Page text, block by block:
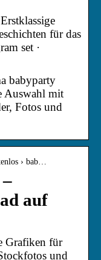
für das
set ·
babyparty
Auswahl mit
Fotos und
› bab…
auf
Grafiken für
und